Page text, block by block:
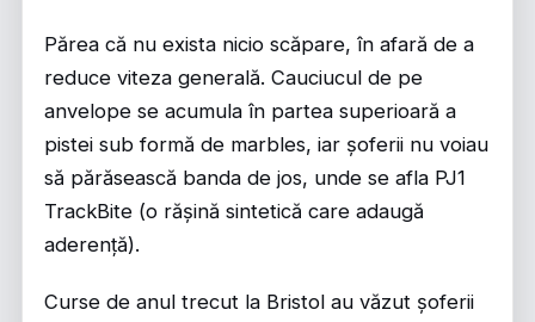
Părea că nu exista nicio scăpare, în afară de a
reduce viteza generală. Cauciucul de pe
anvelope se acumula în partea superioară a
pistei sub formă de marbles, iar șoferii nu voiau
să părăsească banda de jos, unde se afla PJ1
TrackBite (o rășină sintetică care adaugă
aderență).
Curse de anul trecut la Bristol au văzut șoferii